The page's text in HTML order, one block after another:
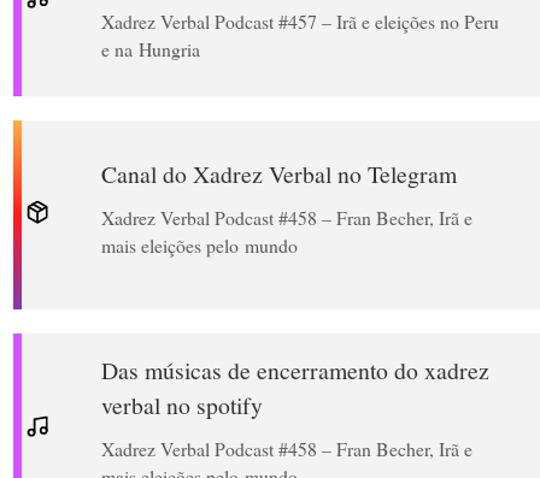
Xadrez Verbal Podcast #457 – Irã e eleições no Peru
e na Hungria
Canal do Xadrez Verbal no Telegram
Xadrez Verbal Podcast #458 – Fran Becher, Irã e
mais eleições pelo mundo
Das músicas de encerramento do xadrez
verbal no spotify
Xadrez Verbal Podcast #458 – Fran Becher, Irã e